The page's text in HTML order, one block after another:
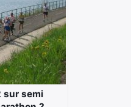
sur semi